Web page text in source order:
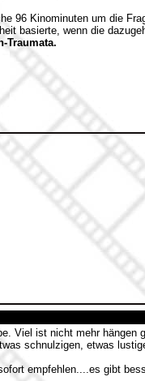
96 Kinominuten um die
basierte, wenn die
Traumata.
Viel ist nicht mehr hängen
schnulzigen, etwas
empfehlen....es gibt